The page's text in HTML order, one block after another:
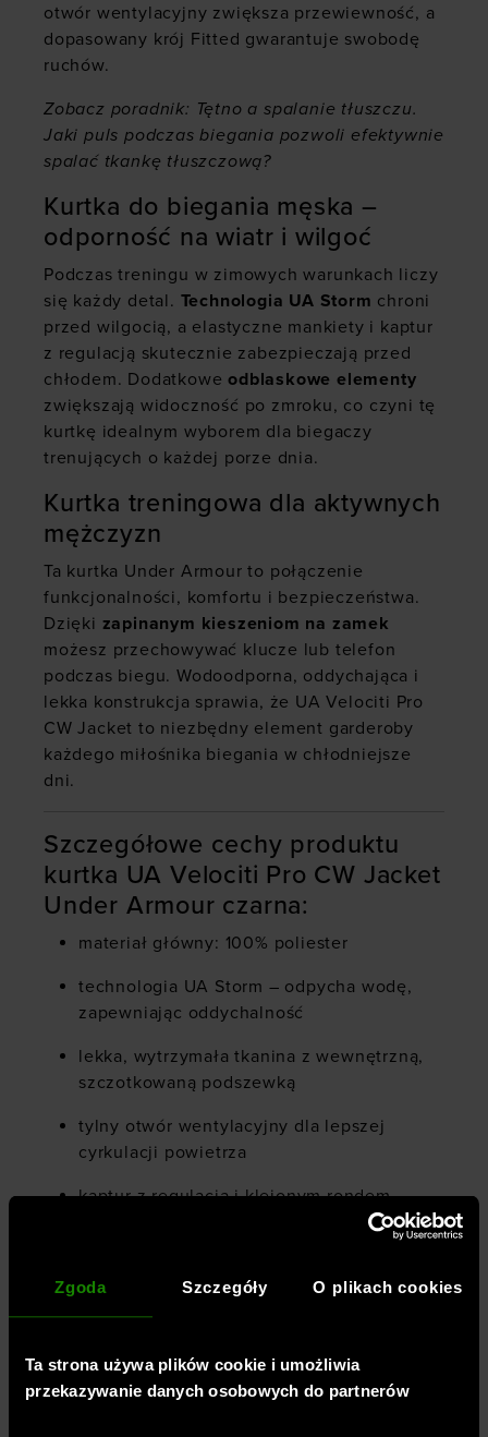
Zgoda Szczegóły O plikach cookies
Ta strona używa plików cookie i umożliwia
przekazywanie danych osobowych do partnerów
otwór wentylacyjny zwiększa przewiewność, a
dopasowany krój Fitted gwarantuje swobodę
ruchów.
Zobacz poradnik: Tętno a spalanie tłuszczu.
Jaki puls podczas biegania pozwoli efektywnie
spalać tkankę tłuszczową?
Kurtka do biegania męska –
odporność na wiatr i wilgoć
Podczas treningu w zimowych warunkach liczy
się każdy detal. Technologia UA Storm chroni
przed wilgocią, a elastyczne mankiety i kaptur
z regulacją skutecznie zabezpieczają przed
chłodem. Dodatkoweodblaskowe elementy
zwiększają widoczność po zmroku, co czyni tę
kurtkę idealnym wyborem dla biegaczy
trenujących o każdej porze dnia.
Kurtka treningowa dla aktywnych
mężczyzn
Ta kurtka Under Armour to połączenie
funkcjonalności, komfortu i bezpieczeństwa.
Dzięki zapinanym kieszeniom na zamek
możesz przechowywać klucze lub telefon
podczas biegu. Wodoodporna, oddychająca i
lekka konstrukcja sprawia, że UA Velociti Pro
CW Jacket to niezbędny element garderoby
każdego miłośnika biegania w chłodniejsze
dni.
Szczegółowe cechy produktu
kurtka UA Velociti Pro CW Jacket
Under Armour czarna:
materiał główny: 100% poliester
technologia UA Storm – odpycha wodę,
zapewniając oddychalność
lekka, wytrzymała tkanina z wewnętrzną,
szczotkowaną podszewką
tylny otwór wentylacyjny dla lepszej
cyrkulacji powietrza
kaptur z regulacją i klejonym rondem –
przeznaczenie: kurtka biegowa męska,
idealna na zimowe treningi